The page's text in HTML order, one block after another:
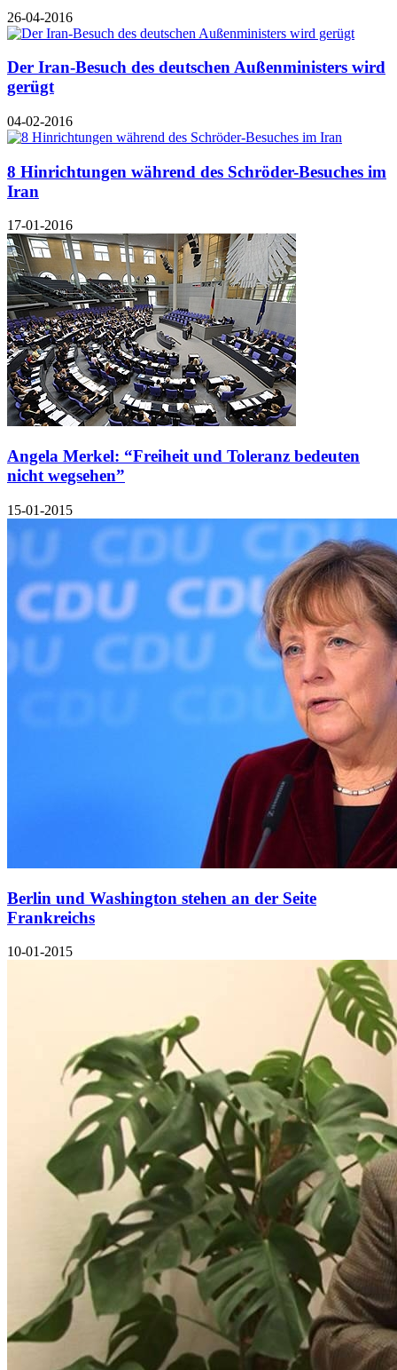
26-04-2016
Der Iran-Besuch des deutschen Außenministers wird
gerügt
04-02-2016
8 Hinrichtungen während des Schröder-Besuches im
Iran
17-01-2016
Angela Merkel: “Freiheit und Toleranz bedeuten
nicht wegsehen”
15-01-2015
Berlin und Washington stehen an der Seite
Frankreichs
10-01-2015